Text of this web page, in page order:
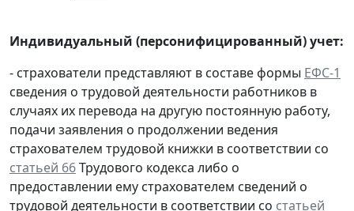
Индивидуальный (персонифицированный) учет:
- страхователи представляют в составе формы ЕФС-1
сведения о трудовой деятельности работников в
случаях их перевода на другую постоянную работу,
подачи заявления о продолжении ведения
страхователем трудовой книжки в соответствии со
статьей 66Трудового кодекса либо о
предоставлении ему страхователем сведений о
трудовой деятельности в соответствии со статьей